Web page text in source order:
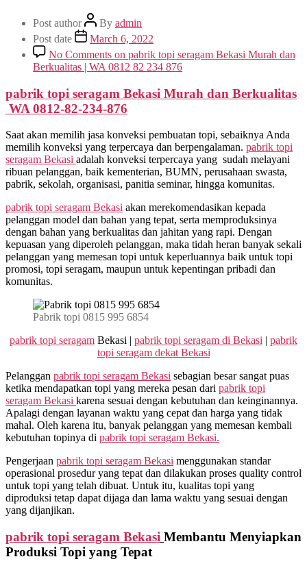
Post author By admin
Post date
March 6, 2022
No Comments on pabrik topi seragam Bekasi Murah dan
Berkualitas | WA 0812 82 234 876
pabrik topi seragam Bekasi Murah dan Berkualitas
WA 0812-82-234-876
Saat akan memilih jasa konveksi pembuatan topi, sebaiknya Anda
memilih konveksi yang terpercaya dan berpengalaman. pabrik topi
seragam Bekasi adalah konveksi terpercaya yang sudah melayani
ribuan pelanggan, baik kementerian, BUMN, perusahaan swasta,
pabrik, sekolah, organisasi, panitia seminar, hingga komunitas.
pabrik topi seragam Bekasi akan merekomendasikan kepada
pelanggan model dan bahan yang tepat, serta memproduksinya
dengan bahan yang berkualitas dan jahitan yang rapi. Dengan
kepuasan yang diperoleh pelanggan, maka tidah heran banyak sekali
pelanggan yang memesan topi untuk keperluannya baik untuk topi
promosi, topi seragam, maupun untuk kepentingan pribadi dan
komunitas.
Pabrik topi 0815 995 6854
pabrik topi seragam Bekasi | pabrik topi seragam di Bekasi | pabrik
topi seragam dekat Bekasi
Pelanggan pabrik topi seragam Bekasi sebagian besar sangat puas
ketika mendapatkan topi yang mereka pesan dari pabrik topi
seragam Bekasi karena sesuai dengan kebutuhan dan keinginannya.
Apalagi dengan layanan waktu yang cepat dan harga yang tidak
mahal. Oleh karena itu, banyak pelanggan yang memesan kembali
kebutuhan topinya di pabrik topi seragam Bekasi.
Pengerjaan pabrik topi seragam Bekasi menggunakan standar
operasional prosedur yang tepat dan dilakukan proses quality control
untuk topi yang telah dibuat. Untuk itu, kualitas topi yang
diproduksi tetap dapat dijaga dan lama waktu yang sesuai dengan
yang dijanjikan.
pabrik topi seragam Bekasi Membantu Menyiapkan
Produksi Topi yang Tepat